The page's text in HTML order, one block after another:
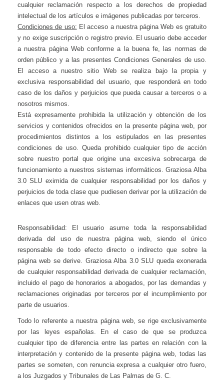
cualquier reclamación respecto a los derechos de propiedad
intelectual de los artículos e imágenes publicadas por terceros.
Condiciones de uso: El acceso a nuestra página Web es gratuito
y no exige suscripción o registro previo. El usuario debe acceder
a nuestra página Web conforme a la buena fe, las normas de
orden público y a las presentes Condiciones Generales de uso.
El acceso a nuestro sitio Web se realiza bajo la propia y
exclusiva responsabilidad del usuario, que responderá en todo
caso de los daños y perjuicios que pueda causar a terceros o a
nosotros mismos.
Está expresamente prohibida la utilización y obtención de los
servicios y contenidos ofrecidos en la presente página web, por
procedimientos distintos a los estipulados en las presentes
condiciones de uso. Queda prohibido cualquier tipo de acción
sobre nuestro portal que origine una excesiva sobrecarga de
funcionamiento a nuestros sistemas informáticos. Graziosa Alba
3.0 SLU eximida de cualquier responsabilidad por los daños y
perjuicios de toda clase que pudiesen derivar por la utilización de
enlaces que usen otras web.
Responsabilidad: El usuario asume toda la responsabilidad
derivada del uso de nuestra página web, siendo el único
responsable de todo efecto directo o indirecto que sobre la
página web se derive. Graziosa Alba 3.0 SLU queda exonerada
de cualquier responsabilidad derivada de cualquier reclamación,
incluido el pago de honorarios a abogados, por las demandas y
reclamaciones originadas por terceros por el incumplimiento por
parte de usuarios.
Todo lo referente a nuestra página web, se rige exclusivamente
por las leyes españolas. En el caso de que se produzca
cualquier tipo de diferencia entre las partes en relación con la
interpretación y contenido de la presente página web, todas las
partes se someten, con renuncia expresa a cualquier otro fuero,
a los Juzgados y Tribunales de Las Palmas de G. C.